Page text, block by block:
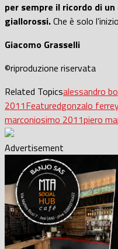
per sempre il ricordo di
giallorossi.Che è solo
Giacomo Grasselli
©riproduzione riservata
Related Topicsalessandro
2011Featuredgonzalo
marconiosimo 2011piero
Advertisement